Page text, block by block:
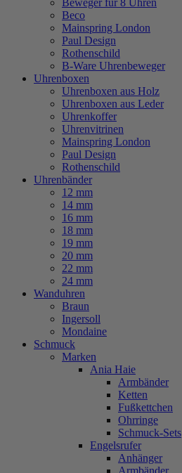
Beweger für 8 Uhren
Beco
Mainspring London
Paul Design
Rothenschild
B-Ware Uhrenbeweger
Uhrenboxen
Uhrenboxen aus Holz
Uhrenboxen aus Leder
Uhrenkoffer
Uhrenvitrinen
Mainspring London
Paul Design
Rothenschild
Uhrenbänder
12 mm
14 mm
16 mm
18 mm
19 mm
20 mm
22 mm
24 mm
Wanduhren
Braun
Ingersoll
Mondaine
Schmuck
Marken
Ania Haie
Armbänder
Ketten
Fußkettchen
Ohrringe
Schmuck-Sets
Engelsrufer
Anhänger
Armbänder